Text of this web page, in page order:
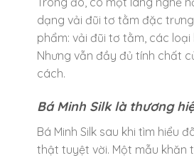
dạng vải đũi tơ tằm đặc
phẩm: vải đũi tơ tằm, các
Nhưng vẫn đầy đủ tính chất
cách.
Bá Minh Silk là thương
Bá Minh Silk sau khi tìm hiểu
thật tuyệt vời. Một mẫu khăn